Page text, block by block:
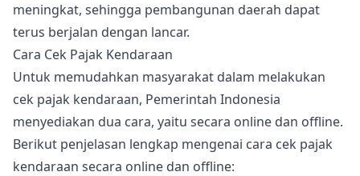
meningkat, sehingga pembangunan daerah dapat
terus berjalan dengan lancar.
Cara Cek Pajak Kendaraan
Untuk memudahkan masyarakat dalam melakukan
cek pajak kendaraan, Pemerintah Indonesia
menyediakan dua cara, yaitu secara online dan offline.
Berikut penjelasan lengkap mengenai cara cek pajak
kendaraan secara online dan offline: